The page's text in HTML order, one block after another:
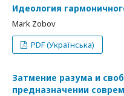
Идеология
Mark Zobov
PDF (Українська)
Затмение разума и
предназначении